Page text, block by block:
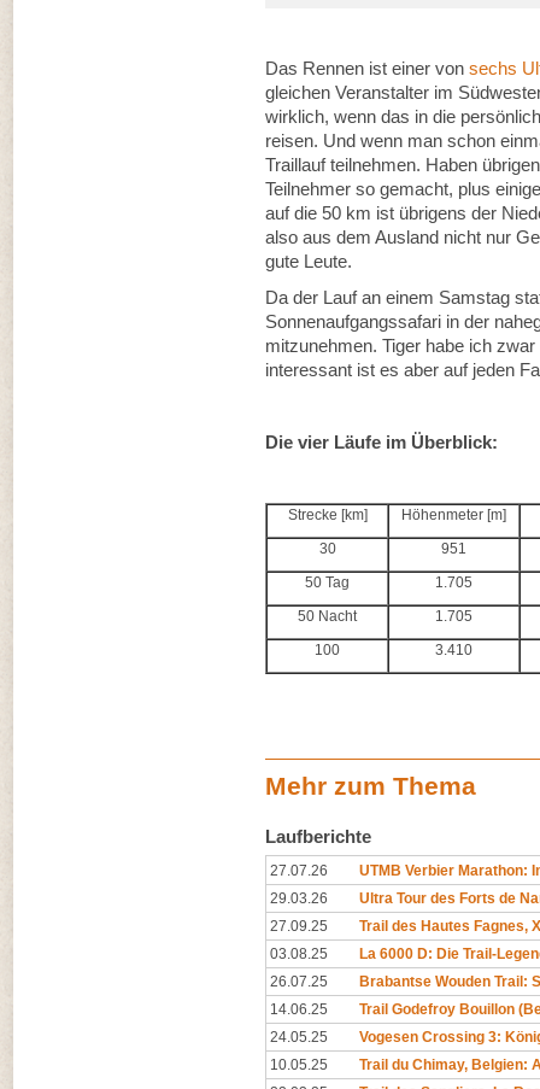
Das Rennen ist einer von sechs
gleichen Veranstalter im
wirklich, wenn das in die
reisen. Und wenn man schon
Traillauf teilnehmen. Haben
Teilnehmer so gemacht, plus
auf die 50 km ist übrigens der
also aus dem Ausland nicht nur
gute Leute.
Da der Lauf an einem Samstag
Sonnenaufgangssafari in der
mitzunehmen. Tiger habe ich
interessant ist es aber auf jeden
Die vier Läufe im Überblick:
Strecke [km]
Höhenmeter [m]
30
951
50 Tag
1.705
50 Nacht
1.705
100
3.410
Mehr zum Thema
Laufberichte
27.07.26
UTMB Verbier Marathon:
29.03.26
Ultra Tour des Forts de
27.09.25
Trail des Hautes Fagnes,
03.08.25
La 6000 D: Die Trail-
26.07.25
Brabantse Wouden Trail:
14.06.25
Trail Godefroy Bouillon
24.05.25
Vogesen Crossing 3:
10.05.25
Trail du Chimay, Belgien: